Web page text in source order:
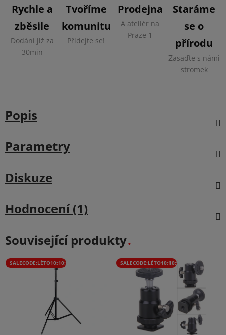
Rychle a
zběsile
Dodání již za
30min
Tvoříme
komunitu
Přidejte se!
Prodejna
A ateliér na
Praze 1
Staráme
se o
přírodu
Zasaďte s námi
stromek
Popis
Parametry
Diskuze
Hodnocení (1)
Související produkty
SALECODE:LÉTO10:10:% SALECODE:LÉTO10:10:%
Newsletter
×